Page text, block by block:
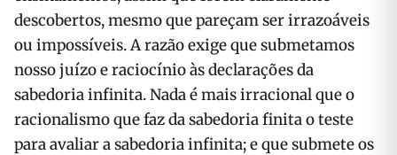
descobertos, mesmo que pareçam ser irrazoáveis
ou impossíveis. A razão exige que submetamos
nosso juízo e raciocínio às declarações da
sabedoria infinita. Nada é mais irracional que o
racionalismo que faz da sabedoria finita o teste
para avaliar a sabedoria infinita; e que submete os